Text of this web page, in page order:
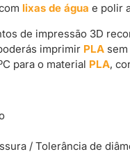
lixas de água e polir
de impressão 3D
imprimir PLA
para o material PLA,
/ Tolerância de